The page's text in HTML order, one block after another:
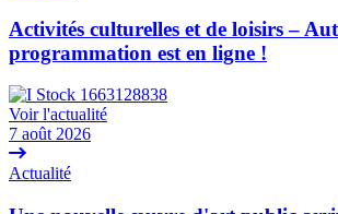
Activités culturelles et de loisirs –
programmation est en ligne !
Voir l'actualité
7 août 2026
Actualité